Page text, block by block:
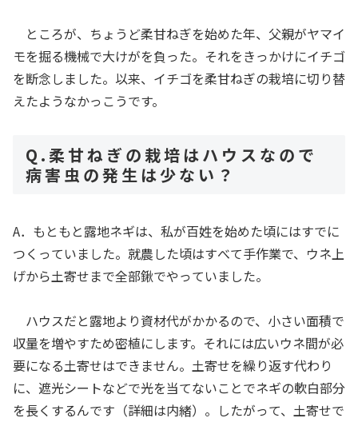
ところが、ちょうど柔甘ねぎを始めた年、父親がヤマイ
モを掘る機械で大けがを負った。それをきっかけにイチゴ
を断念しました。以来、イチゴを柔甘ねぎの栽培に切り替
えたようなかっこうです。
Q.柔甘ねぎの栽培はハウスなので
病害虫の発生は少ない？
A．もともと露地ネギは、私が百姓を始めた頃にはすでに
つくっていました。就農した頃はすべて手作業で、ウネ上
げから土寄せまで全部鍬でやっていました。
ハウスだと露地より資材代がかかるので、小さい面積で
収量を増やすため密植にします。それには広いウネ間が必
要になる土寄せはできません。土寄せを繰り返す代わり
に、遮光シートなどで光を当てないことでネギの軟白部分
を長くするんです（詳細は内緒）。したがって、土寄せで